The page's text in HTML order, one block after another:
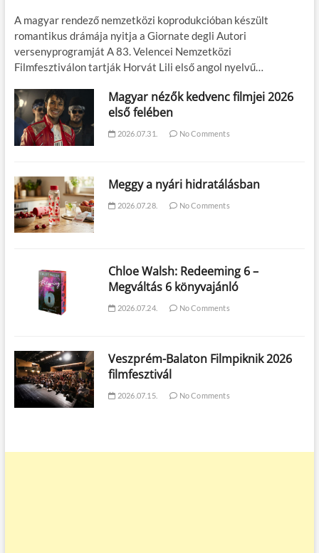
A magyar rendező nemzetközi koprodukcióban készült
romantikus drámája nyitja a Giornate degli Autori
versenyprogramját A 83. Velencei Nemzetközi
Filmfesztiválon tartják Horvát Lili első angol nyelvű…
Magyar nézők kedvenc filmjei 2026
első felében
2026.07.31. No Comments
Meggy a nyári hidratálásban
2026.07.28. No Comments
Chloe Walsh: Redeeming 6 –
Megváltás 6 könyvajánló
2026.07.24. No Comments
Veszprém-Balaton Filmpiknik 2026
filmfesztivál
2026.07.15. No Comments